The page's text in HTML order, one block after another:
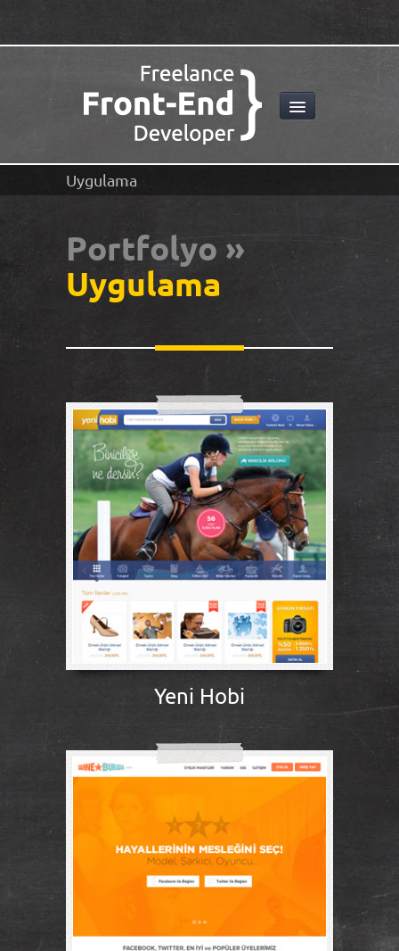
Uygulama
Portfolyo »
Uygulama
Yeni Hobi